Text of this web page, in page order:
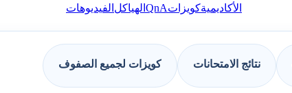
الأكاديميةكويزاتQnA الهياكل الفيديوهات
نتائج الامتحانات كويزات لجميع الصفوف